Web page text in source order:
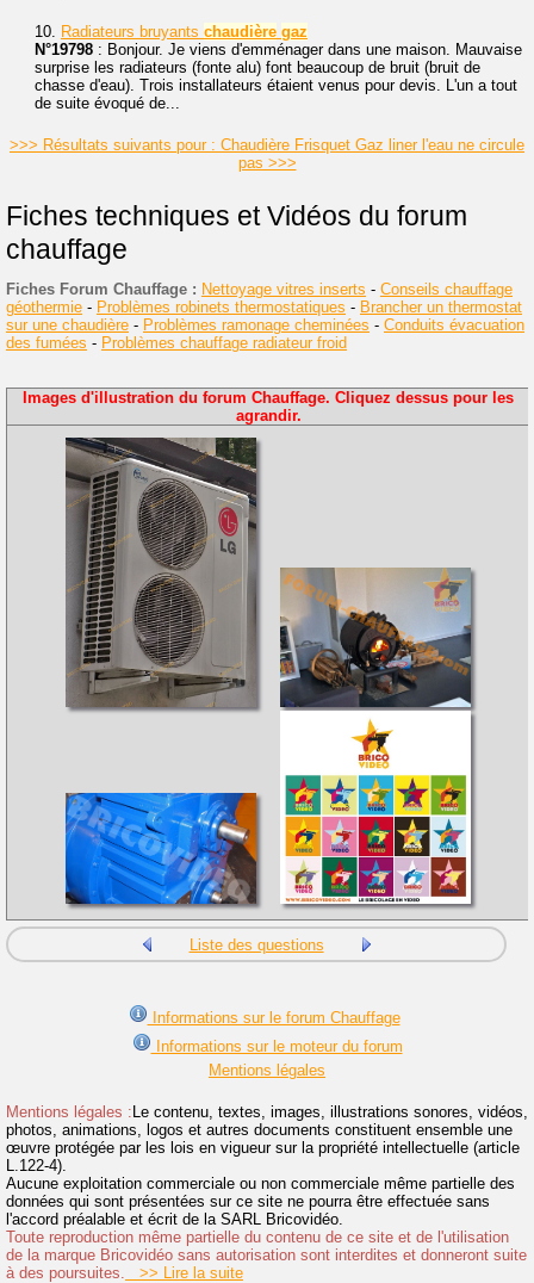
10. Radiateurs bruyants chaudière gaz
N°19798 : Bonjour. Je viens d'emménager dans une maison. Mauvaise
surprise les radiateurs (fonte alu) font beaucoup de bruit (bruit de
chasse d'eau). Trois installateurs étaient venus pour devis. L'un a tout
de suite évoqué de...
>>> Résultats suivants pour : Chaudière Frisquet Gaz liner l'eau ne circule
pas >>>
Fiches techniques et Vidéos du forum
chauffage
Fiches Forum Chauffage : Nettoyage vitres inserts - Conseils chauffage
géothermie - Problèmes robinets thermostatiques - Brancher un thermostat
sur une chaudière - Problèmes ramonage cheminées - Conduits évacuation
des fumées - Problèmes chauffage radiateur froid
Images d'illustration du forum Chauffage. Cliquez dessus pour les
agrandir.
Liste des questions
Informations sur le forum Chauffage
Informations sur le moteur du forum
Mentions légales
Mentions légales :Le contenu, textes, images, illustrations sonores, vidéos,
photos, animations, logos et autres documents constituent ensemble une
œuvre protégée par les lois en vigueur sur la propriété intellectuelle (article
L.122-4).
Aucune exploitation commerciale ou non commerciale même partielle des
données qui sont présentées sur ce site ne pourra être effectuée sans
l'accord préalable et écrit de la SARL Bricovidéo.
Toute reproduction même partielle du contenu de ce site et de l'utilisation
de la marque Bricovidéo sans autorisation sont interdites et donneront suite
à des poursuites.
>> Lire la suite